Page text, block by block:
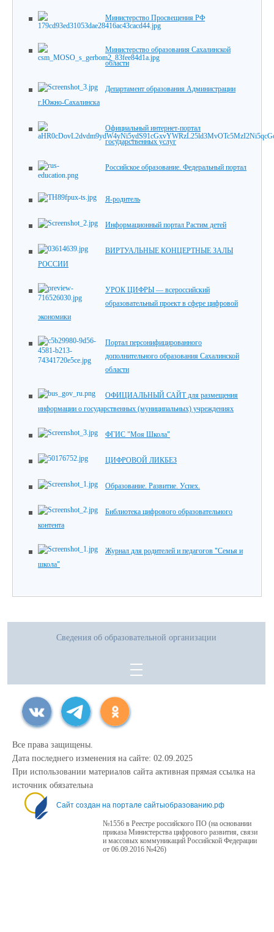
Министерство Просвещения РФ
Министерство образования Сахалинской
области
Департамент образования Администрации
г.Южно-Сахалинска
Официальный интернет-портал
государственных услуг
Российское образование. Федеральный портал
Я-родитель
Информационный портал Растим детей
ВИРТУАЛЬНЫЕ КОНЦЕРТНЫЕ ЗАЛЫ
РОССИИ
УРОК ЦИФРЫ — всероссийский
образовательный проект в сфере цифровой
экономики
Портал персонифицированного
дополнительного образования Сахалинской
области
ОФИЦИАЛЬНЫЙ САЙТ для размещения
информации о государственных (муниципальных) учреждениях
ФГИС "Моя Школа"
ЦИФРОВОЙ ЛИКБЕЗ
Образование. Развитие. Успех.
Библиотека цифрового образовательного
контента
Журнал для родителей и педагогов "Семья и
школа"
Сведения об образовательной организации
Все права защищены.
Дата последнего изменения на сайте: 02.09.2025
При использовании материалов сайта активная прямая ссылка на
источник обязательна
Сайт создан на портале сайтыобразованию.рф
№1556 в Реестре российского ПО (на основании
приказа Министерства цифрового развития, связи
и массовых коммуникаций Российской Федерации
от 06.09.2016 №426)